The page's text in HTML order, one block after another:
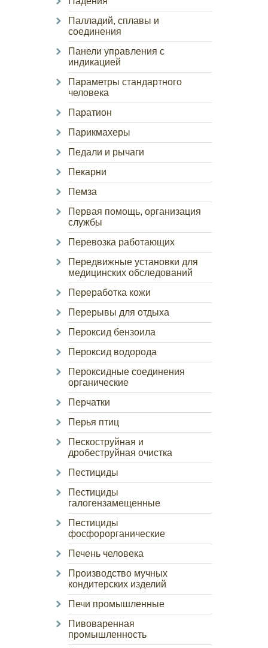
Палладий, сплавы и
соединения
Панели управления с
индикацией
Параметры стандартного
человека
Паратион
Парикмахеры
Педали и рычаги
Пекарни
Пемза
Первая помощь, организация
службы
Перевозка работающих
Передвижные установки для
медицинских обследований
Переработка кожи
Перерывы для отдыха
Пероксид бензоила
Пероксид водорода
Пероксидные соединения
органические
Перчатки
Перья птиц
Пескоструйная и
дробеструйная очистка
Пестициды
Пестициды
галогензамещенные
Пестициды
фосфорорганические
Печень человека
Производство мучных
кондитерских изделий
Печи промышленные
Пивоваренная
промышленность